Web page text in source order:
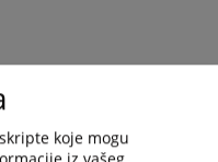
zahtjeva za dostavu
koje mogu